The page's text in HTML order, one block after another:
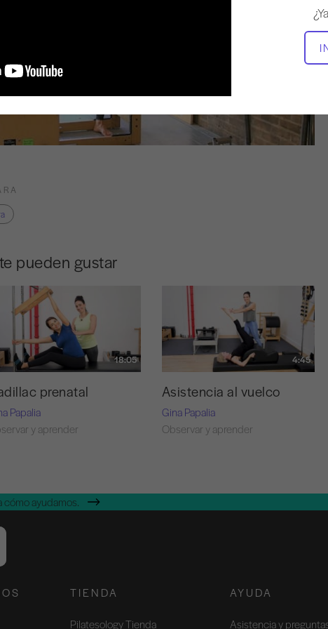
pueden gustar
18:05
prenatal
Papalia
y aprender
4:45
Asistencia al vuelco
Gina Papalia
Observar y aprender
ayudamos.
TIENDA
Pilatesology Tienda
AYUDA
Asistencia y